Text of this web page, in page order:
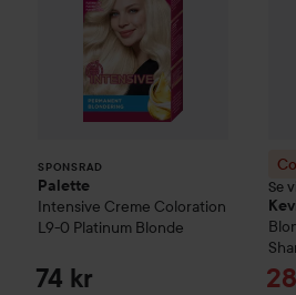
SPONSRAD
Palette
Intensive Creme Coloration
L9-0 Platinum Blonde
74 kr
Se